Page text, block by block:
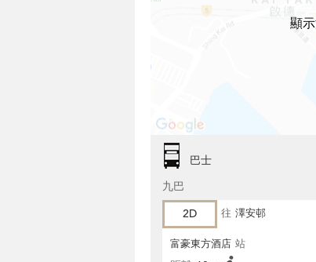
顯
巴士
九巴
2D
往 澤安邨
富豪東方酒店 站